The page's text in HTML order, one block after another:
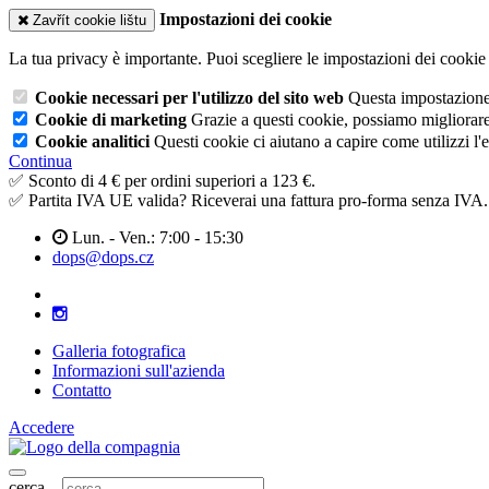
Zavřít cookie lištu Impostazioni dei cookie
La tua privacy è importante. Puoi scegliere le impostazioni dei
Cookie necessari per l'utilizzo del sito web Questa
Cookie di marketing Grazie a questi cookie, possiamo
Cookie analitici Questi cookie ci aiutano a capire come utilizzi
Continua
✅ Sconto di 4 € per ordini superiori a 123 €.
✅ Partita IVA UE valida? Riceverai una fattura pro-forma senza IVA.
Lun. - Ven.: 7:00 - 15:30
dops@dops.cz
Galleria fotografica
Informazioni sull'azienda
Contatto
Accedere